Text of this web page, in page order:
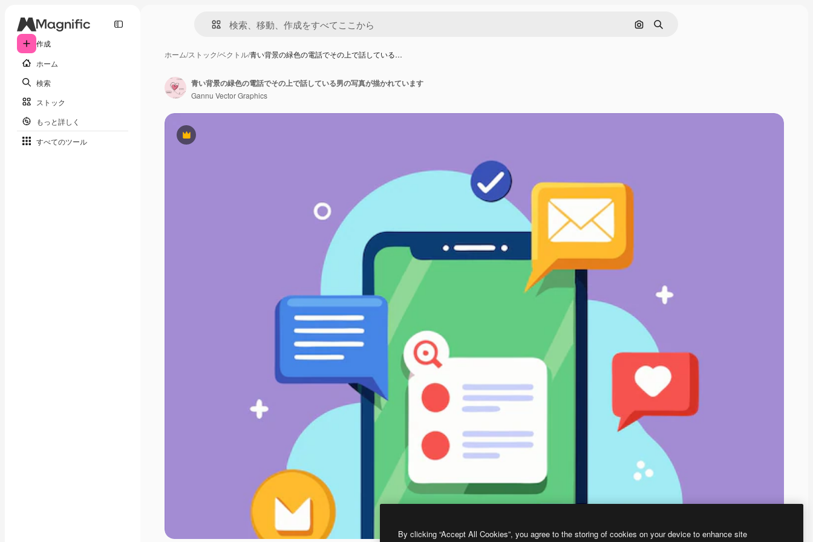
作成
ホーム
検索
ストック
もっと詳しく
すべてのツール
画像で検索
検索
ホーム/ストック/ベクトル/青い背景の緑色の電話でその上で話している…
Premium
青い背景の緑色の電話でその上で話している男の写真が描かれています
Gannu Vector Graphics
By clicking “Accept All Cookies”, you agree to the storing of cookies on your device to enhance site